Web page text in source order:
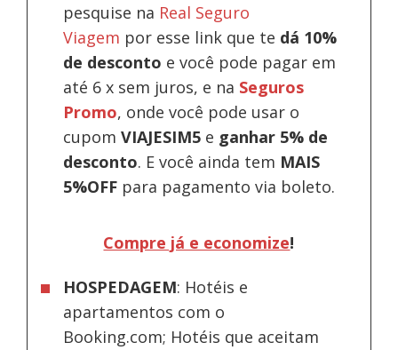
pesquise na Real Seguro
Viagem por esse link que te dá 10%
de desconto e você pode pagar em
até 6 x sem juros, e na Seguros
Promo, onde você pode usar o
cupomVIAJESIM5 e ganhar 5% de
desconto. E você ainda tem MAIS
5%OFF para pagamento via boleto.
Compre já e economize!
HOSPEDAGEM: Hotéis e
apartamentos com o
Booking.com; Hotéis que aceitam